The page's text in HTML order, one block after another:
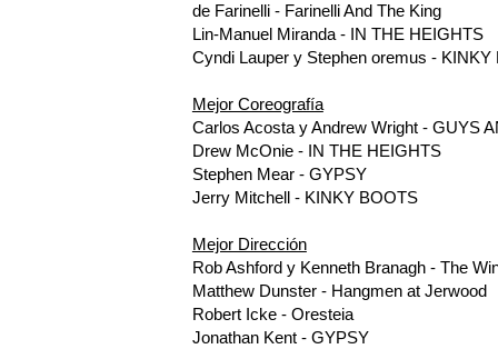
de Farinelli - Farinelli And The King
Lin-Manuel Miranda - IN THE HEIGHTS
Cyndi Lauper y Stephen oremus - KINKY
Mejor Coreografía
Carlos Acosta y Andrew Wright - GUYS
Drew McOnie - IN THE HEIGHTS
Stephen Mear - GYPSY
Jerry Mitchell - KINKY BOOTS
Mejor Dirección
Rob Ashford y Kenneth Branagh - The
Matthew Dunster - Hangmen at Jerwood
Robert Icke - Oresteia
Jonathan Kent - GYPSY